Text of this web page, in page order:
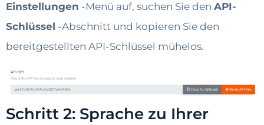
Einstellungen -Menü auf, suchen Sie den API-
Schlüssel -Abschnitt und kopieren Sie den
bereitgestellten API-Schlüssel mühelos.
Schritt 2: Sprache zu Ihrer